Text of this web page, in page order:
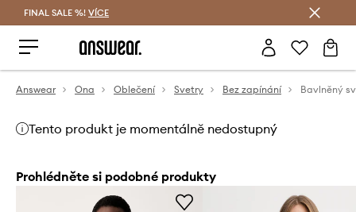
FINAL SALE %! VÍCE
Answear Ona Oblečení Svetry Bez zapínání Bavlněný
Tento produkt je momentálně nedostupný
Prohlédněte si podobné produkty